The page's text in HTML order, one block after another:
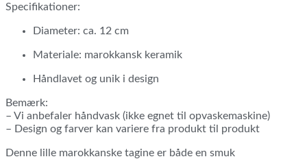
Specifikationer:
Diameter: ca. 12 cm
Materiale: marokkansk keramik
Håndlavet og unik i design
Bemærk:
– Vi anbefaler håndvask (ikke egnet til opvaskemaskine)
– Design og farver kan variere fra produkt til produkt
Denne lille marokkanske tagine er både en smuk